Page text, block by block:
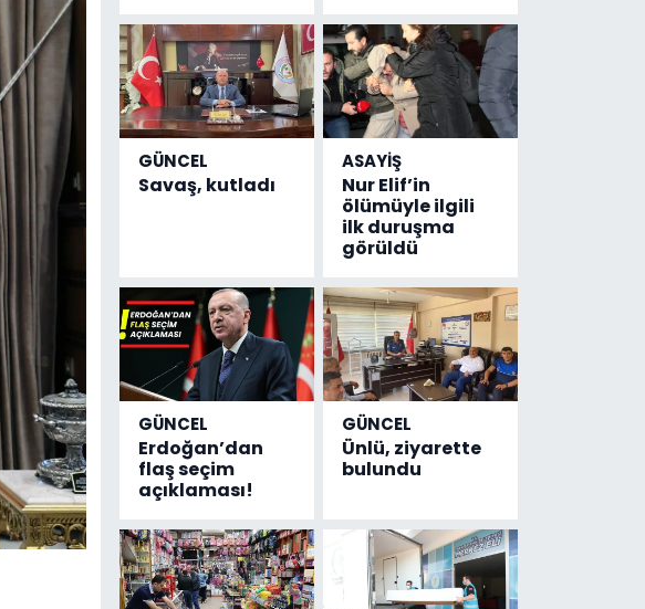
GÜNCEL
Savaş, kutladı
ASAYİŞ
Nur Elif’in
ölümüyle ilgili
ilk duruşma
görüldü
GÜNCEL
Erdoğan’dan
flaş seçim
açıklaması!
GÜNCEL
Ünlü, ziyarette
bulundu